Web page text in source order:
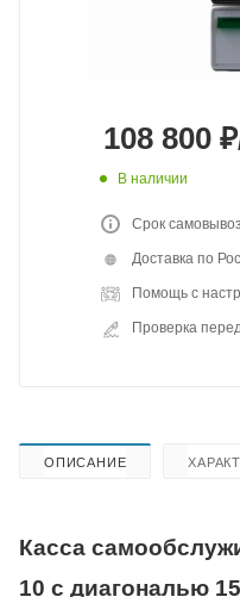
108 800 ₽
В наличии
Срок
Доставка по
Помощь с
Проверка
ОПИСАНИЕ
Касса
10 с диагональю